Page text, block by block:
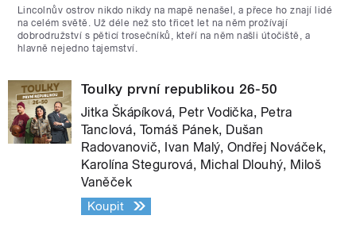
Lincolnův ostrov nikdo nikdy na mapě nenašel, a přece ho znají lidé
na celém světě. Už déle než sto třicet let na něm prožívají
dobrodružství s pěticí trosečníků, kteří na něm našli útočiště, a
hlavně nejedno tajemství.
Toulky první republikou 26-50
Jitka Škápíková, Petr Vodička, Petra
Tanclová, Tomáš Pánek, Dušan
Radovanovič, Ivan Malý, Ondřej Nováček,
Karolína Stegurová, Michal Dlouhý, Miloš
Vaněček
Koupit